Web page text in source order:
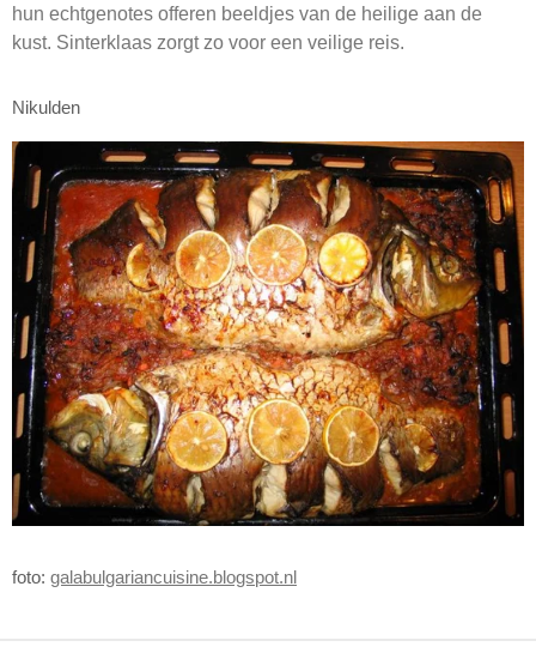
hun echtgenotes offeren beeldjes van de heilige aan de
kust. Sinterklaas zorgt zo voor een veilige reis.
Nikulden
foto: galabulgariancuisine.blogspot.nl